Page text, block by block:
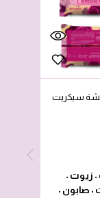
سيكريت
• زيوت •
• صابون •